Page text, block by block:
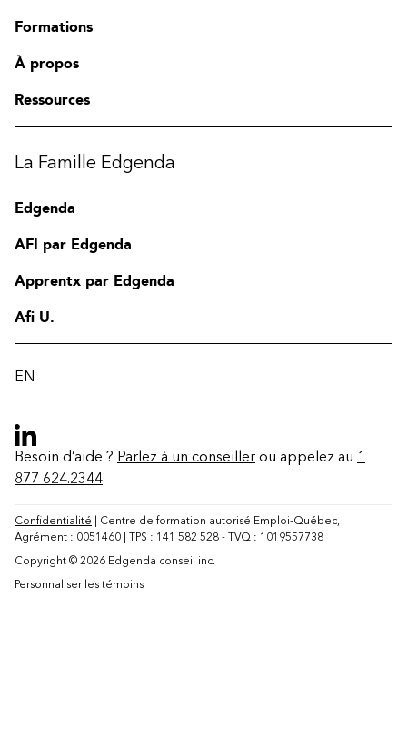
Formations
À propos
Ressources
La Famille Edgenda
Edgenda
AFI par Edgenda
Apprentx par Edgenda
Afi U.
EN
Besoin d’aide ? Parlez à un conseiller ou appelez au 1
877 624.2344
Confidentialité | Centre de formation autorisé Emploi-Québec,
Agrément : 0051460 | TPS : 141 582 528 - TVQ : 1019557738
Copyright © 2026 Edgenda conseil inc.
Personnaliser les témoins